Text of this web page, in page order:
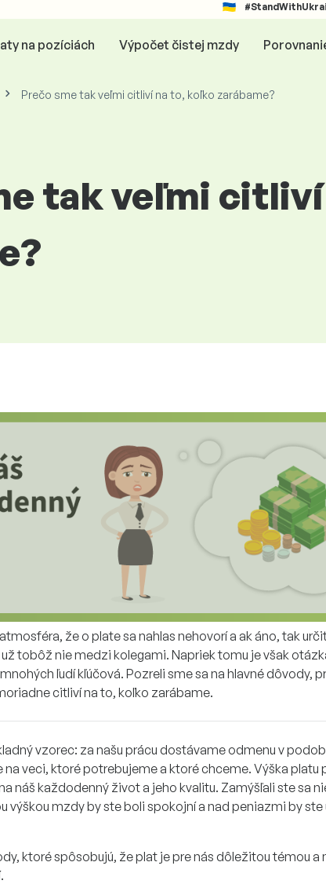
na pozíciách Výpočet čistej mzdy
Prečo sme tak veľmi citliví na to, koľko zarábame?
tak veľmi
že o plate sa nahlas nehovorí a ak áno, tak
tobôž nie medzi kolegami. Napriek tomu je však
ľudí kľúčová. Pozreli sme sa na hlavné dôvody,
citliví na to, koľko zarábame.
vzorec: za našu prácu dostávame odmenu v
veci, ktoré potrebujeme a ktoré chceme. Výška platu
náš každodenný život a jeho kvalitu. Zamýšľali ste sa
výškou mzdy by ste boli spokojní a nad peniazmi by ste
ktoré spôsobujú, že plat je pre nás dôležitou témou a